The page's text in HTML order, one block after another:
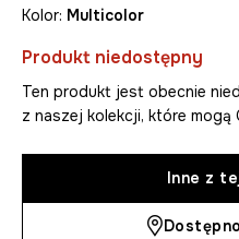
Kolor: multicolor
Produkt niedostępny
Ten produkt jest obecnie
z naszej kolekcji, które mogą
Inne z